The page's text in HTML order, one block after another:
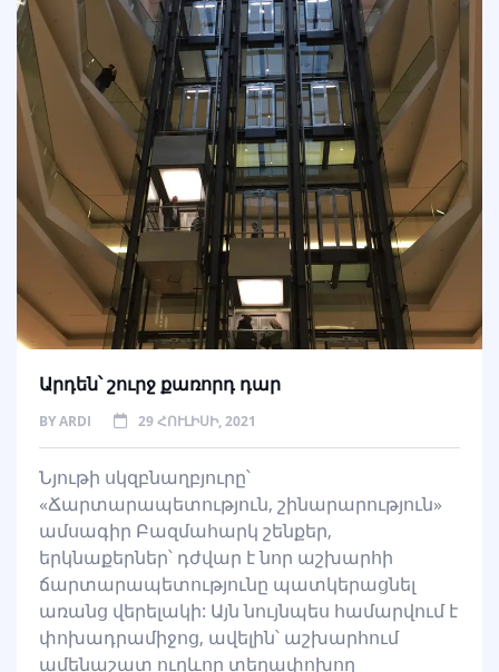
Արդեն՝ շուրջ քառորդ դար
BYARDI 29 ՀՈՒԼԻՍԻ, 2021
Նյութի սկզբնաղբյուրը՝
«Ճարտարապետություն, շինարարություն»
ամսագիր Բազմահարկ շենքեր,
երկնաքերներ՝ դժվար է նոր աշխարհի
ճարտարապետությունը պատկերացնել
առանց վերելակի: Այն նույնպես համարվում է
փոխադրամիջոց, ավելին՝ աշխարհում
ամենաշատ ուղևոր տեղափոխող